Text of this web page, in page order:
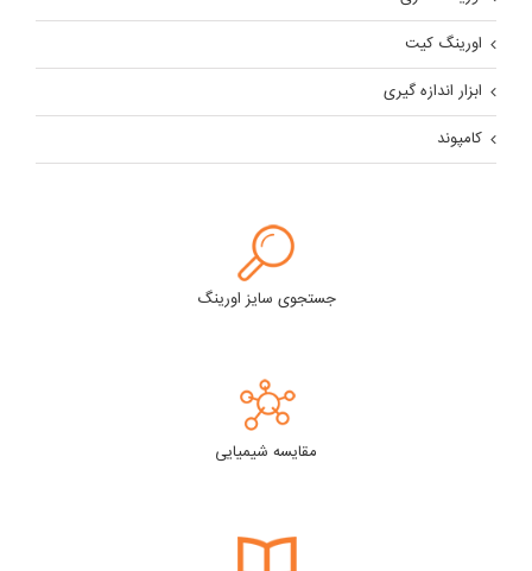
اورینگ کیت
ابزار اندازه گیری
کامپوند
جستجوی سایز اورینگ
مقایسه شیمیایی